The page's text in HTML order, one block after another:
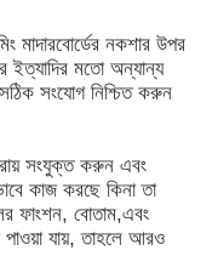
মাদারবোর্ডের নকশার উপর
ইত্যাদির মতো অন্যান্য
সংযোগ নিশ্চিত করুন
সংযুক্ত করুন এবং
কাজ করছে কিনা তা
ফাংশন, বোতাম,এবং
যায়, তাহলে আরও